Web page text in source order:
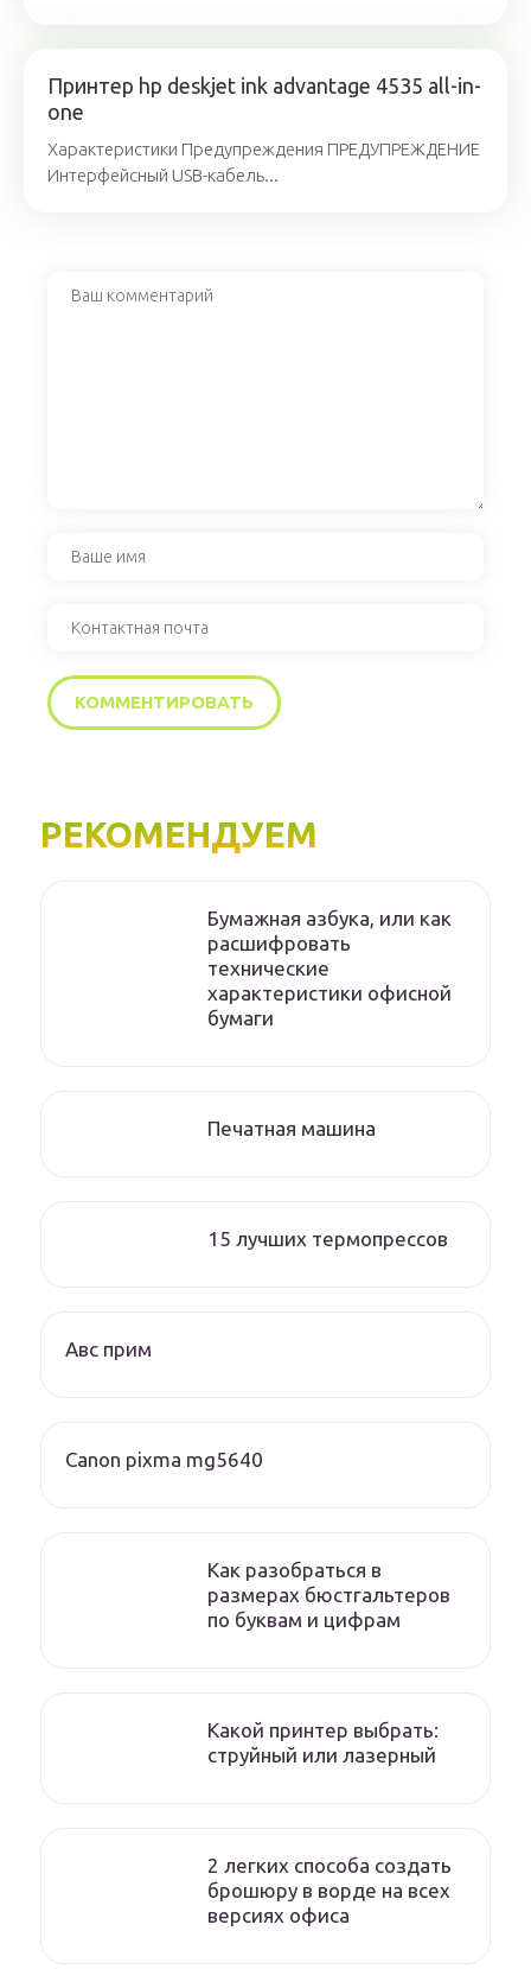
Принтер hp deskjet ink advantage 4535 all-in-
one
Характеристики Предупреждения ПРЕДУПРЕЖДЕНИЕ
Интерфейсный USB-кабель...
РЕКОМЕНДУЕМ
Бумажная азбука, или как
расшифровать
технические
характеристики офисной
бумаги
Печатная машина
15 лучших термопрессов
Авс прим
Canon pixma mg5640
Как разобраться в
размерах бюстгальтеров
по буквам и цифрам
Какой принтер выбрать:
струйный или лазерный
2 легких способа создать
брошюру в ворде на всех
версиях офиса